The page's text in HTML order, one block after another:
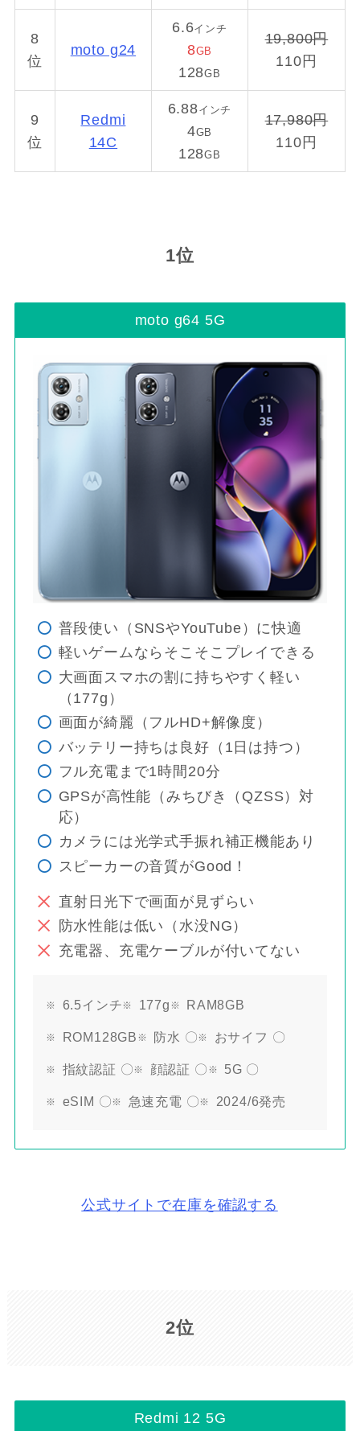
8
位
moto g24
6.6インチ
8GB
128GB
19,800円
110円
9
位
Redmi
14C
6.88インチ
4GB
128GB
17,980円
110円
1位
moto g64 5G
普段使い（SNSやYouTube）に快適
軽いゲームならそこそこプレイできる
大画面スマホの割に持ちやすく軽い
（177g）
画面が綺麗（フルHD+解像度）
バッテリー持ちは良好（1日は持つ）
フル充電まで1時間20分
GPSが高性能（みちびき（QZSS）対
応）
カメラには光学式手振れ補正機能あり
スピーカーの音質がGood！
直射日光下で画面が見ずらい
防水性能は低い（水没NG）
充電器、充電ケーブルが付いてない
6.5インチ 177g RAM8GB
ROM128GB 防水 〇 おサイフ 〇
指紋認証 〇 顔認証 〇 5G 〇
eSIM 〇 急速充電 〇 2024/6発売
公式サイトで在庫を確認する
2位
Redmi 12 5G